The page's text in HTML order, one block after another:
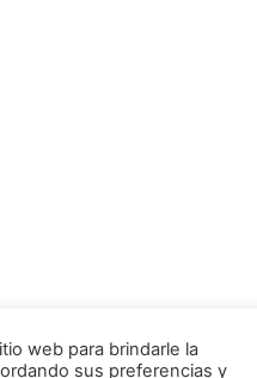
web para brindarle la
sus preferencias y